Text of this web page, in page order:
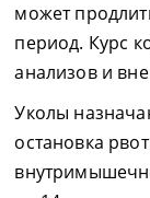
может
период. Курс
анализов и
Уколы
остановка